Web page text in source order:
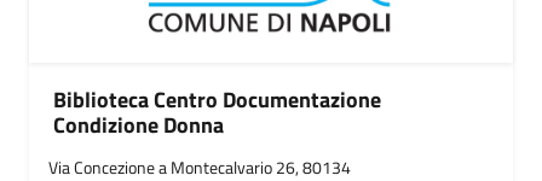
Biblioteca Centro Documentazione
Condizione Donna
Via Concezione a Montecalvario 26, 80134